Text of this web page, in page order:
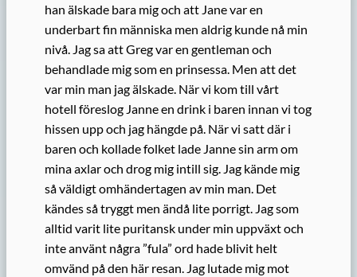
han älskade bara mig och att Jane var en
underbart fin människa men aldrig kunde nå min
nivå. Jag sa att Greg var en gentleman och
behandlade mig som en prinsessa. Men att det
var min man jag älskade. När vi kom till vårt
hotell föreslog Janne en drink i baren innan vi tog
hissen upp och jag hängde på. När vi satt där i
baren och kollade folket lade Janne sin arm om
mina axlar och drog mig intill sig. Jag kände mig
så väldigt omhändertagen av min man. Det
kändes så tryggt men ändå lite porrigt. Jag som
alltid varit lite puritansk under min uppväxt och
inte använt några ”fula” ord hade blivit helt
omvänd på den här resan. Jag lutade mig mot